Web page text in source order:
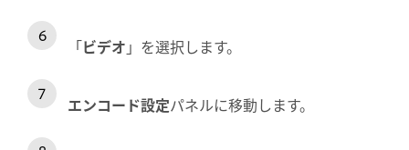
「ビデオ 」を選択します。
エンコード設定パネルに移動します。